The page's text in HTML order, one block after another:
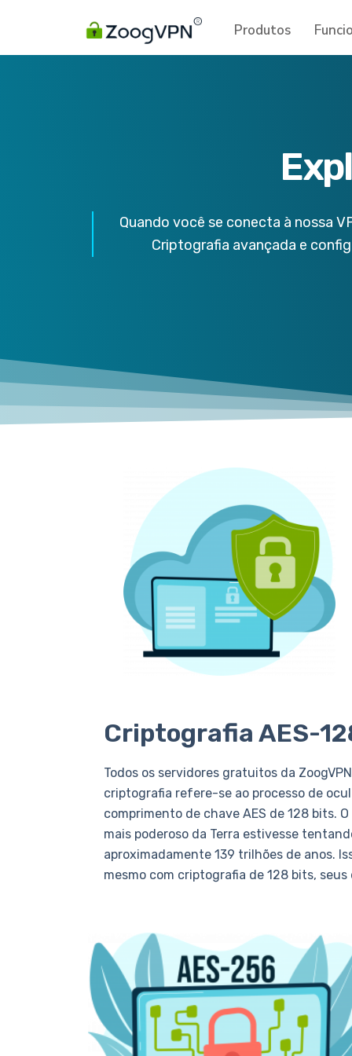
Produtos
Quando você se conecta à nossa
Criptografia avançada e
Criptografia AES-
Todos os servidores gratuitos da
criptografia refere-se ao processo de
comprimento de chave AES de 128 bits.
mais poderoso da Terra estivesse
aproximadamente 139 trilhões de anos.
mesmo com criptografia de 128 bits,